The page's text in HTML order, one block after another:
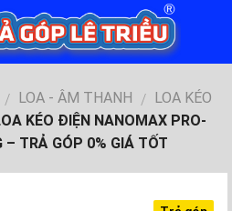
/ LOA - ÂM THANH / LOA KÉO
KÉO ĐIỆN NANOMAX PRO-
– TRẢ GÓP 0% GIÁ TỐT